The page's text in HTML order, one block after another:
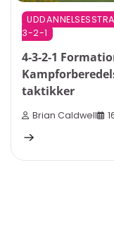
3-2-1
4-3-2-1
taktikker
Brian Caldwell